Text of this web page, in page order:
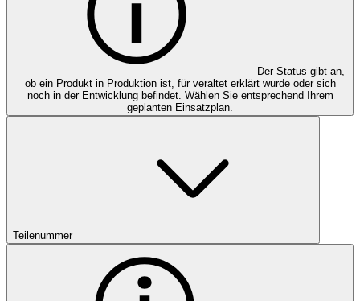
Der Status gibt an,
ob ein Produkt in Produktion ist, für veraltet erklärt wurde oder sich
noch in der Entwicklung befindet. Wählen Sie entsprechend Ihrem
geplanten Einsatzplan.
Teilenummer